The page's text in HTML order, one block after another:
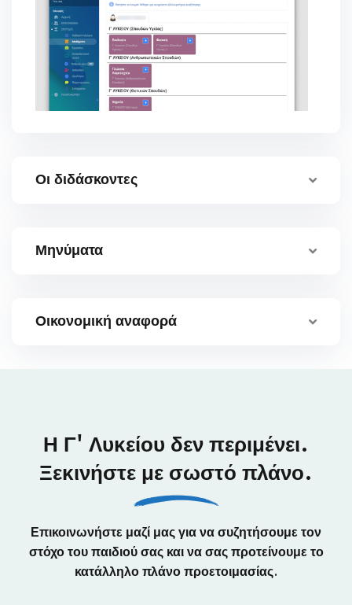
Οι διδάσκοντες
Μηνύματα
Οικονομική αναφορά
Η Γ' Λυκείου δεν περιμένει.
Ξεκινήστε με σωστό πλάνο.
Επικοινωνήστε μαζί μας για να συζητήσουμε τον
στόχο του παιδιού σας και να σας προτείνουμε το
κατάλληλο πλάνο προετοιμασίας.